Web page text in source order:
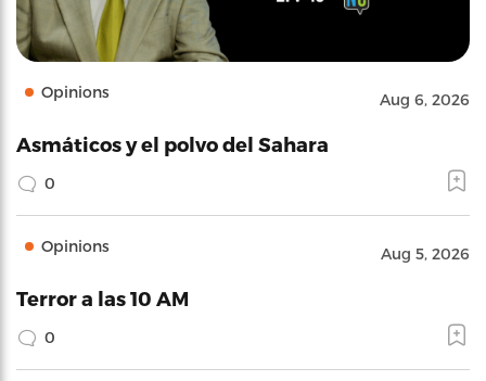
Opinions Aug 6, 2026
Asmáticos y el polvo del Sahara
0
Opinions Aug 5, 2026
Terror a las 10 AM
0